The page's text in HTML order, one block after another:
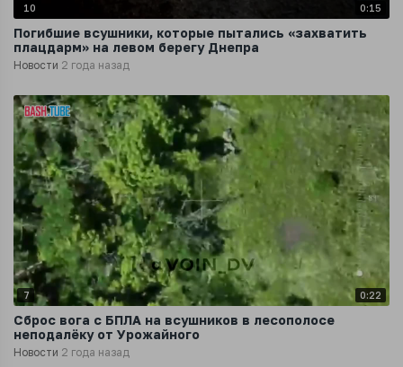
10 0:15
Погибшие всушники, которые пытались «захватить
плацдарм» на левом берегу Днепра
Новости 2 года назад
7 0:22
Сброс вога с БПЛА на всушников в лесополосе
неподалёку от Урожайного
Новости 2 года назад